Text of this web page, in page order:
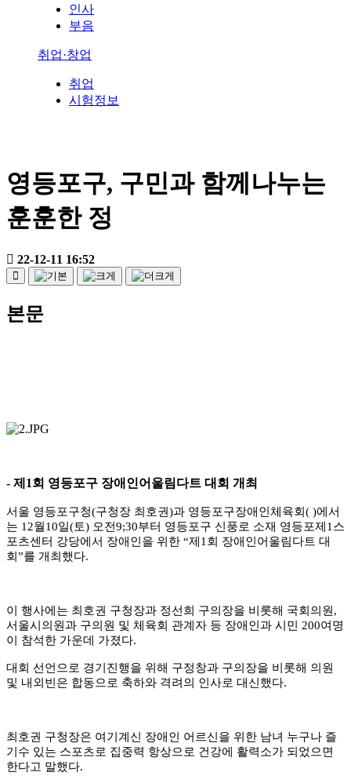
인사
부음
취업·창업
취업
시험정보
영등포구, 구민과 함께나누는
훈훈한 정
22-12-11 16:52
본문
- 제 1회 영등포구 장애인어울림다트 대회 개최
서울 영등포구청(구청장 최호권)과 영등포구장애인체육회( )에서
는 12월10일(토) 오전9;30부터 영등포구 신풍로 소재 영등포제1 스
포츠센터 강당에서 장애인을 위한 “제1 회 장애인어울림다트 대
회”를 개최했다.
이 행사에는 최호권 구청장과 정선희 구의장을 비롯해 국회의원,
서울시의원과 구의원 및 체육회 관계자 등 장애인과 시민 200여명
이 참석한 가운데 가졌다.
대회 선언으로 경기진행을 위해 구정창과 구의장을 비롯해 의원
및 내외빈은 합동으로 축하와 격려의 인사로 대신했다.
최호권 구청장은 여기계신 장애인 어르신을 위한 남녀 누구나 즐
기수 있는 스포츠로 집중력 항상으로 건강에 활력소가 되었으면
한다고 말했다.